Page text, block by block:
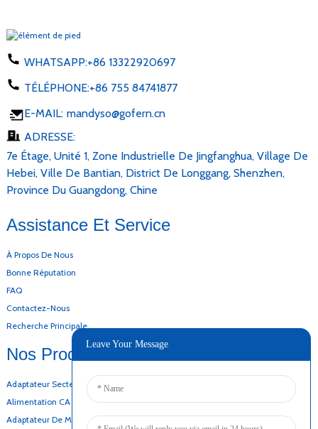
WHATSAPP:+86 13322920697
TÉLÉPHONE:+86 755 84741877
E-MAIL: mandyso@gofern.cn
ADRESSE:
7e Étage, Unité 1, Zone Industrielle De Jingfanghua, Village De
Hebei, Ville De Bantian, District De Longgang, Shenzhen,
Province Du Guangdong, Chine
Assistance Et Service
À Propos De Nous
Bonne Réputation
FAQ
Contactez-Nous
Recherche Principale
Nos Produits
Adaptateur Secteur De Bureau
Alimentation CA CC
Adaptateur De Montage Mural
Leave Your Message